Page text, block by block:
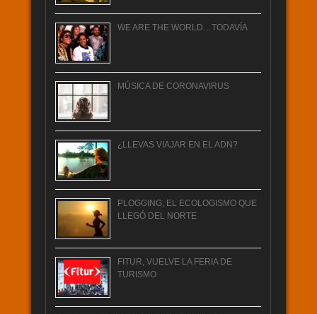
WE ARE THE WORLD…TODAVÍA
MÚSICA DE CORONAVIRUS
¿LLEVAS VIAJAR EN EL ADN?
PLOGGING, EL ECOLOGISMO QUE
LLEGÓ DEL NORTE
FITUR, VUELVE LA FERIA DE
TURISMO